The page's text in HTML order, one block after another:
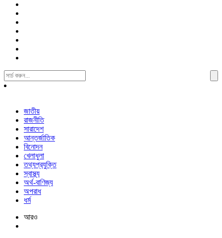
Search
For:
জাতীয়
রাজনীতি
সারাদেশ
আন্তর্জাতিক
বিনোদন
খেলাধুলা
তথ্যপ্রযুক্তি
স্বাস্থ্য
অর্থ-বাণিজ্য
অপরাধ
ধর্ম
আরও